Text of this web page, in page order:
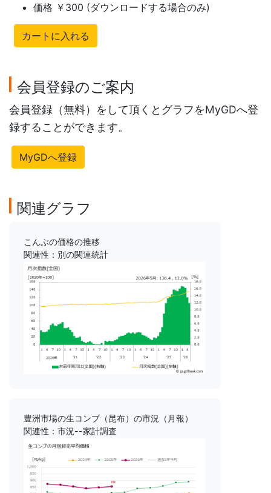
価格 ￥300 (ダウンロードする場合のみ)
カートに入れる
会員登録のご案内
会員登録（無料）をして頂くとグラフをMyGDへ登
録することができます。
MyGDへ登録
関連グラフ
こんぶの価格の推移
関連性：別の関連統計
豊洲市場の生コンブ（昆布）の市況（月報）
関連性：市況--家計調査